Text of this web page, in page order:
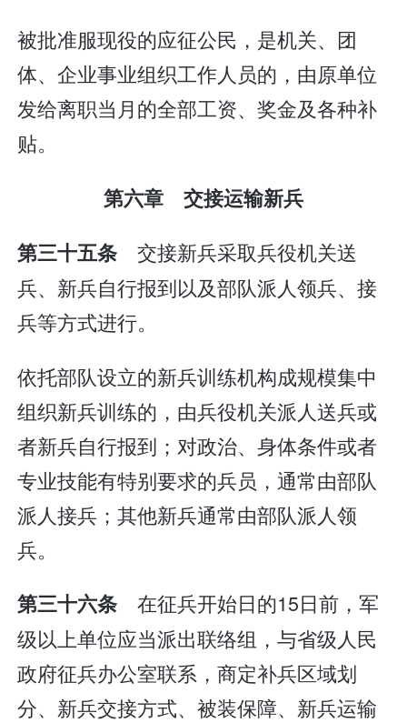
被批准服现役的应征公民，是机关、团
体、企业事业组织工作人员的，由原单位
发给离职当月的全部工资、奖金及各种补
贴。
第六章 交接运输新兵
第三十五条 交接新兵采取兵役机关送
兵、新兵自行报到以及部队派人领兵、接
兵等方式进行。
依托部队设立的新兵训练机构成规模集中
组织新兵训练的，由兵役机关派人送兵或
者新兵自行报到；对政治、身体条件或者
专业技能有特别要求的兵员，通常由部队
派人接兵；其他新兵通常由部队派人领
兵。
第三十六条 在征兵开始日的15日前，军
级以上单位应当派出联络组，与省级人民
政府征兵办公室联系，商定补兵区域划
分、新兵交接方式、被装保障、新兵运输